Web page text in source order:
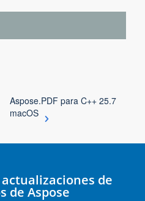
Aspose.PDF para C++ 25.7
macOS
de
de Aspose